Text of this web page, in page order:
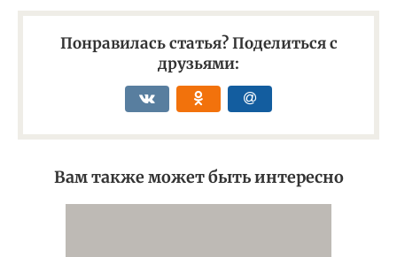
Понравилась статья? Поделиться с
друзьями:
Вам также может быть интересно